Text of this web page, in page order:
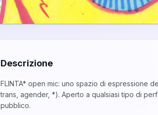
Descrizione
FLINTA* open mic: uno spazio di espressione
trans, agender, *). Aperto a qualsiasi tipo di
pubblico.